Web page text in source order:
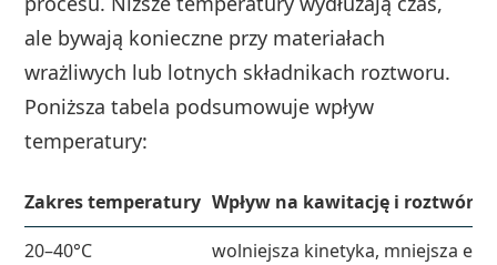
ale bywają konieczne przy materiałach
wrażliwych lub lotnych składnikach roztworu.
Poniższa tabela podsumowuje wpływ
temperatury:
Zakres temperatury Wpływ na kawitację i roztwór
20–40°C
wolniejsza kinetyka, mniejsza